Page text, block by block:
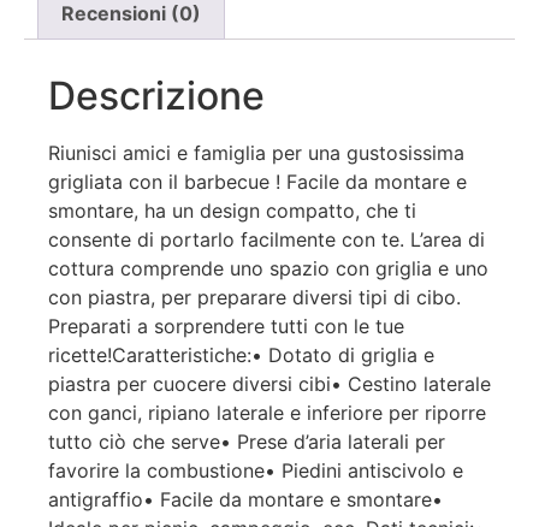
Recensioni (0)
Descrizione
Riunisci amici e famiglia per una gustosissima
grigliata con il barbecue ! Facile da montare e
smontare, ha un design compatto, che ti
consente di portarlo facilmente con te. L’area di
cottura comprende uno spazio con griglia e uno
con piastra, per preparare diversi tipi di cibo.
Preparati a sorprendere tutti con le tue
ricette!Caratteristiche:• Dotato di griglia e
piastra per cuocere diversi cibi• Cestino laterale
con ganci, ripiano laterale e inferiore per riporre
tutto ciò che serve• Prese d’aria laterali per
favorire la combustione• Piedini antiscivolo e
antigraffio• Facile da montare e smontare•